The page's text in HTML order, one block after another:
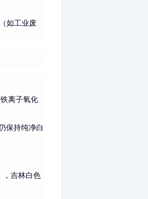
如工业废
离子氧化
保持纯净白
，吉林白色